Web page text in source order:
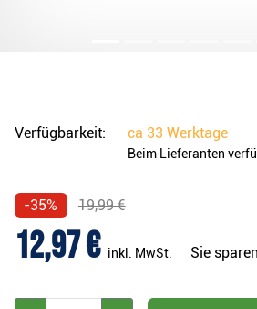
Verfügbarkeit: ca 33 Werktage
Beim Lieferanten
-35% 19,99 €
12,97 € inkl. MwSt. Sie sparen